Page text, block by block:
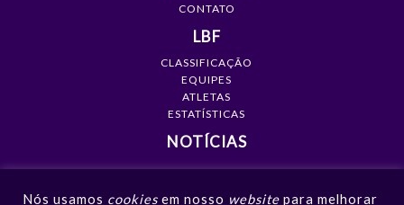
CONTATO
LBF
CLASSIFICAÇÃO
EQUIPES
ATLETAS
ESTATÍSTICAS
NOTÍCIAS
Nós usamos cookies em nosso website para melhorar